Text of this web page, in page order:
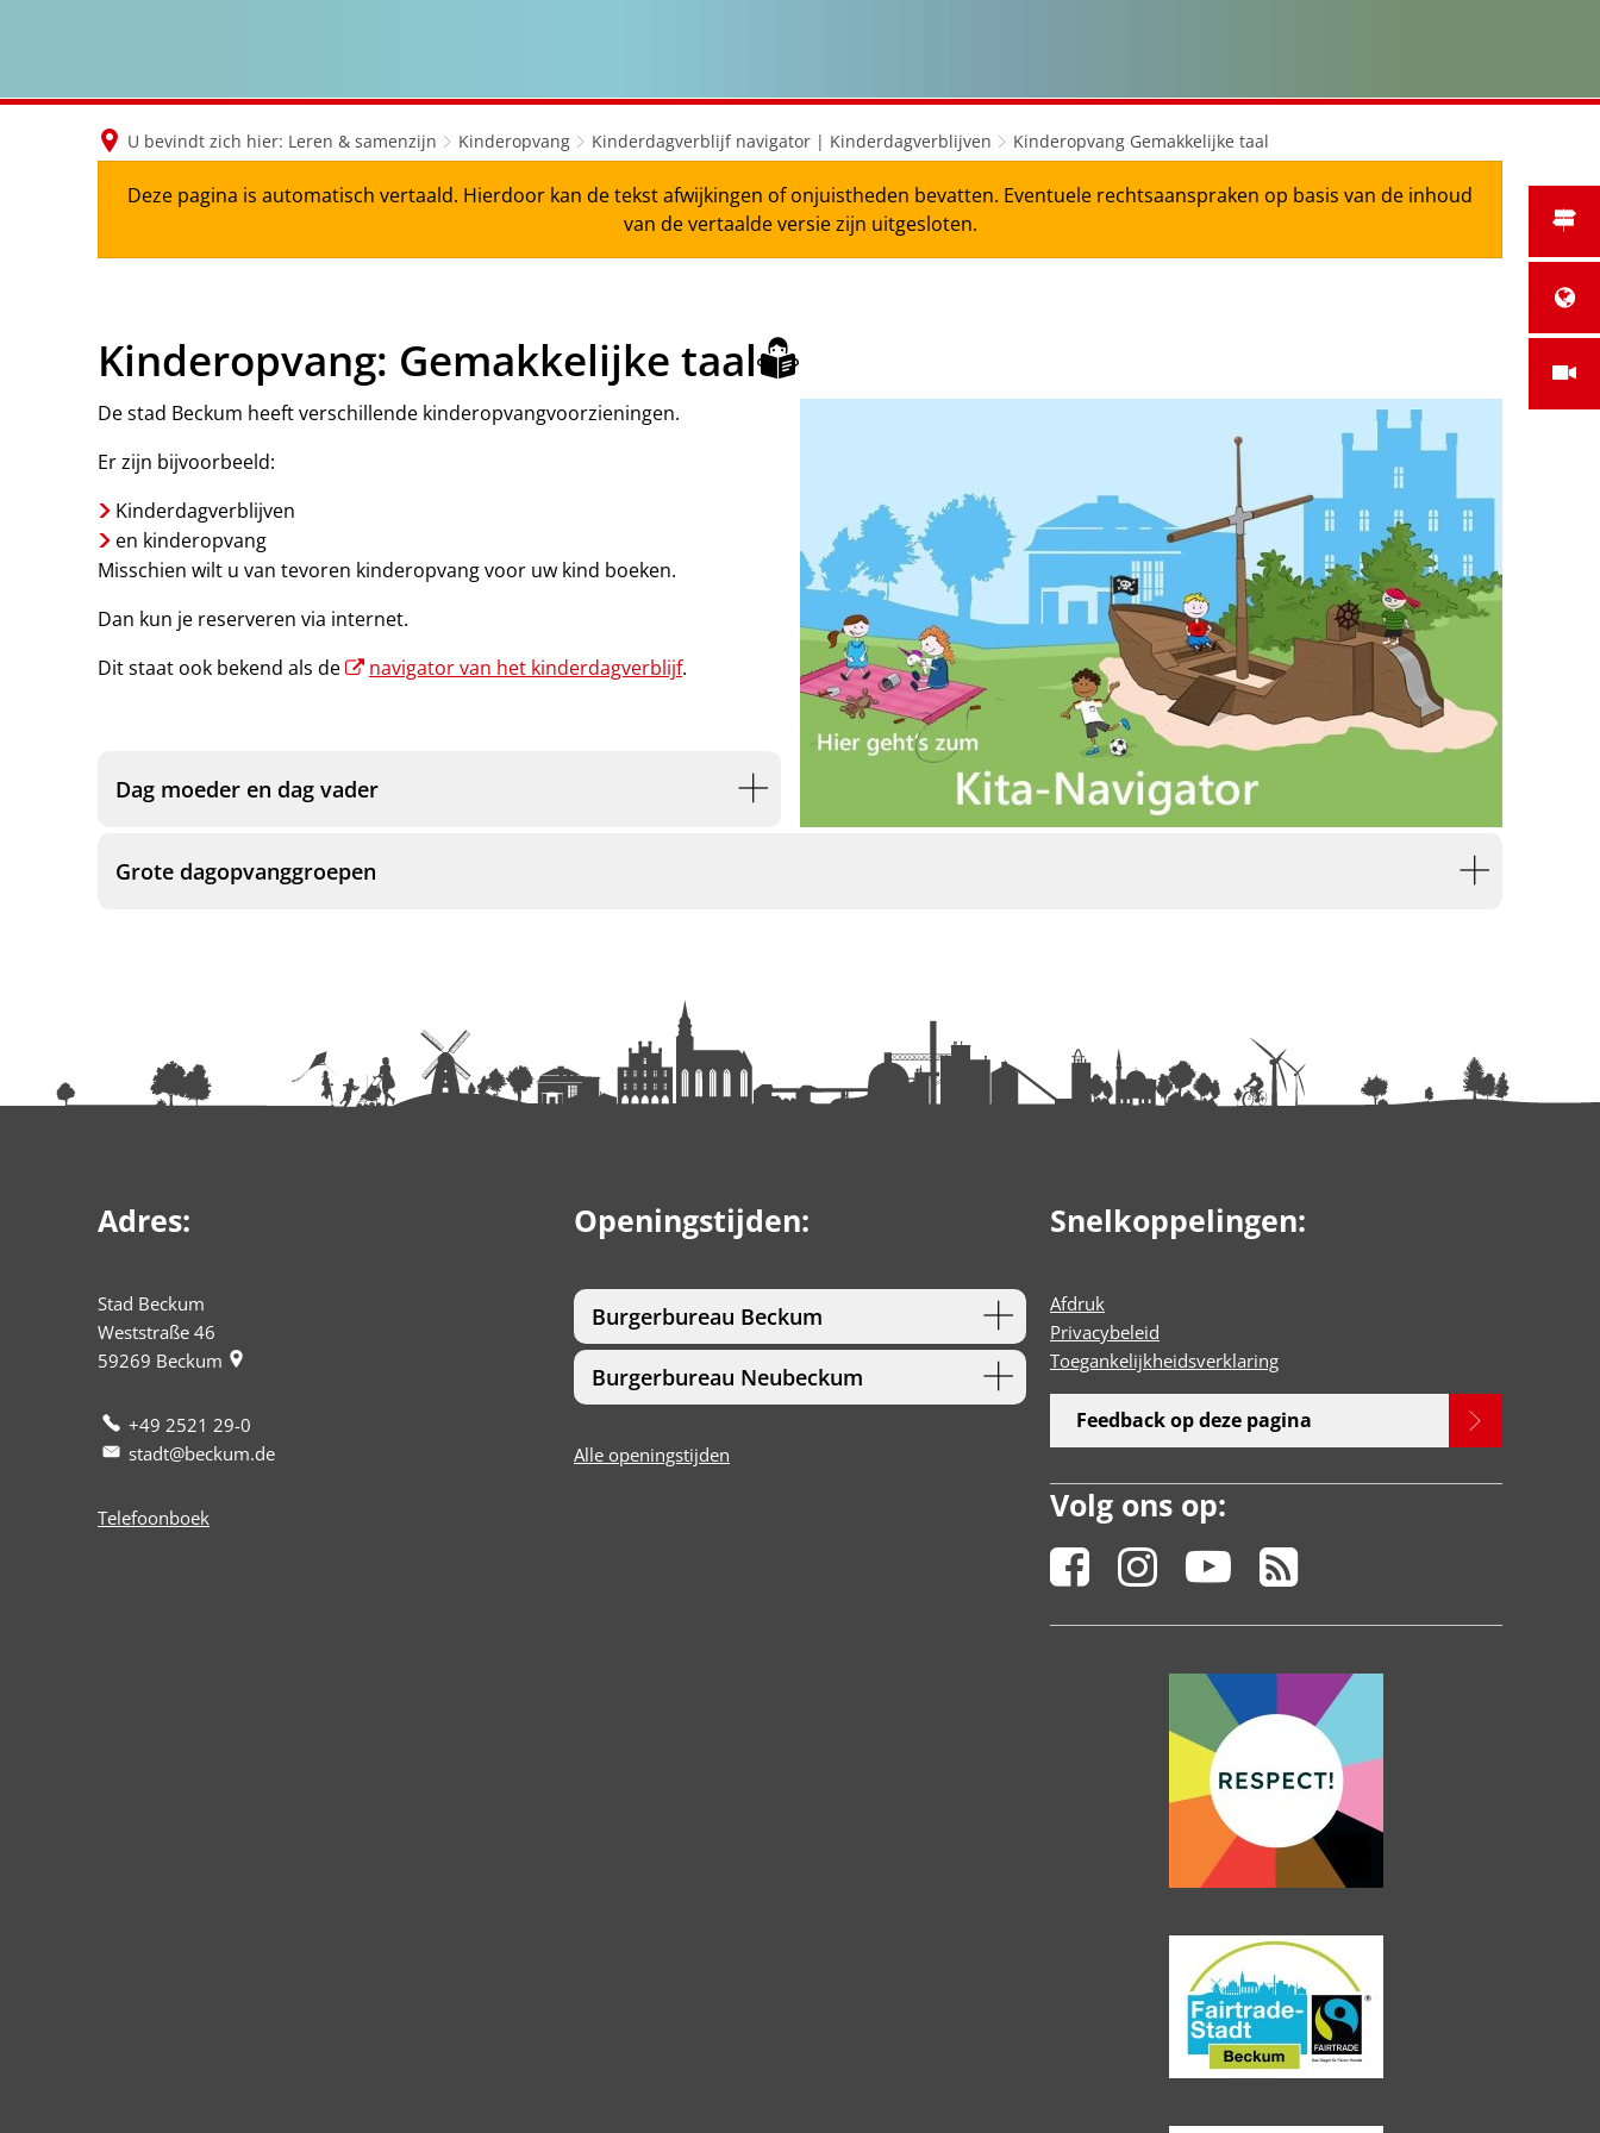
U bevindt zich hier: Leren & samenzijn Kinderopvang Kinderdagverblijf navigator | Kinderdagverblijven Kinderopvang Gemakkelijke taal
Deze pagina is automatisch vertaald. Hierdoor kan de tekst afwijkingen of onjuistheden bevatten. Eventuele rechtsaanspraken op basis van de inhoud
van de vertaalde versie zijn uitgesloten.
Kinderopvang: Gemakkelijke taal
De stad Beckum heeft verschillende kinderopvangvoorzieningen.
Er zijn bijvoorbeeld:
Kinderdagverblijven
en kinderopvang
Misschien wilt u van tevoren kinderopvang voor uw kind boeken.
Dan kun je reserveren via internet.
Dit staat ook bekend als de
navigator van het kinderdagverblijf.
Dag moeder en dag vader
Grote dagopvanggroepen
Adres:
Stad Beckum
Weststraße 46
59269 Beckum
+49 2521 29-0
stadt@beckum.de
Telefoonboek
Openingstijden:
Burgerbureau Beckum
Burgerbureau Neubeckum
Alle openingstijden
Snelkoppelingen:
Afdruk
Privacybeleid
Toegankelijkheidsverklaring
Feedback op deze pagina
Volg ons op: